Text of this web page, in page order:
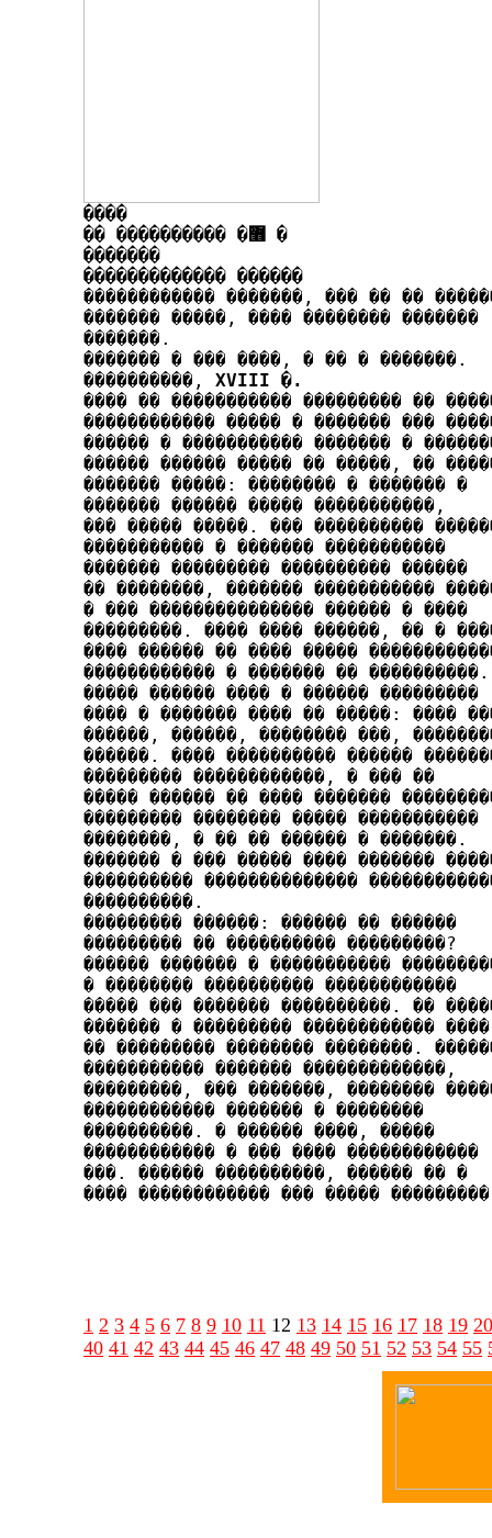
����
�� ���������� �޻ �
�������
������������� ������
������������ �������, ��� �� ��
������� �����, ���� �������� �������
�������.
������� � ��� ����, � �� � �������.
����������, XVIII �.
���� �� ����������� ��������� ��
������������ ����� � ������� ���
������ � ����������� ������� �
������ ������ ����� �� �����, ��
���­���� �����: �������� � ������� �
������� ������ ����� ���­��������,
��� ����� �����. ��� ����������
����������� � ������� �����������
������� ��������� ����­������ ������
�� ��������, ������� �����������
� ��� ��������������� ������ � ����
���������. ���� ���� ������, �� �
���� ������ �� ���� �����
������������ � ������� �� ����������.
����� ���­��� ���� � ������ ���������
���� � ������� ���� �� �����: ����
������, ������, �������� ���,
������. ���� ���������� ������
��������� �����­�������, � ��� ��
����� ������ �� ���� �������
��������� �������� ����� �����������
��������, � �� �� ��­���� � �������.
������� � ��� ����� ���� �������
���������� ��������������
����������.
��������� ������: ������ �� ������
��������� �� �����­����� ���������?
������ ������� � �����������
� �������� ���������� ������������
����� ��� ������� ����������. ��
������� � ��������� ������������ ����
�� ��������� �������� ��������.
����������� ����­��� �������������,
���������, ��� �������, ��������
������������ ������� � ��������
����������. � ������ ����, �����
������������ � ��� ���� ������������
���. ���­��� ����������, ������ �� �
���� ������������ ��� �����
1 2 3 4 5 6 7 8 9 10 11 12 13 14 15 16 17 18 19 20
40 41 42 43 44 45 46 47 48 49 50 51 52 53 54 55